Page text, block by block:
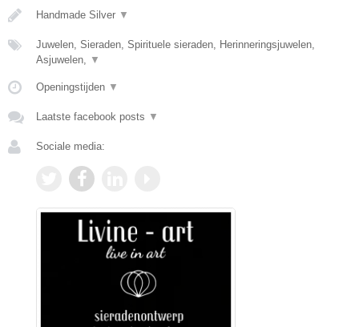
Handmade Silver ▼
Juwelen, Sieraden, Spirituele sieraden, Herinneringsjuwelen,
Asjuwelen, ▼
Openingstijden ▼
Laatste facebook posts ▼
Sociale media: